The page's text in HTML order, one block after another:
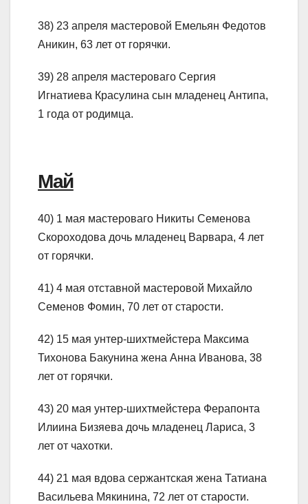
38) 23 апреля мастеровой Емельян Федотов
Аникин, 63 лет от горячки.
39) 28 апреля мастероваго Сергия
Игнатиева Красулина сын младенец Антипа,
1 года от родимца.
Май
40) 1 мая мастероваго Никиты Семенова
Скороходова дочь младенец Варвара, 4 лет
от горячки.
41) 4 мая отставной мастеровой Михайло
Семенов Фомин, 70 лет от старости.
42) 15 мая унтер-шихтмейстера Максима
Тихонова Бакунина жена Анна Иванова, 38
лет от горячки.
43) 20 мая унтер-шихтмейстера Ферапонта
Илиина Бизяева дочь младенец Лариса, 3
лет от чахотки.
44) 21 мая вдова сержантская жена Татиана
Васильева Мякинина, 72 лет от старости.